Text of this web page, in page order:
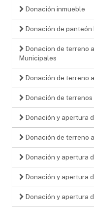
Donación inmueble
Donación de panteón
Donacion de terreno
Municipales
Donación de terreno a
Donación de terrenos
Donación y apertura
Donación de terreno a
Donación y apertura
Donación y apertura
Donación y apertura